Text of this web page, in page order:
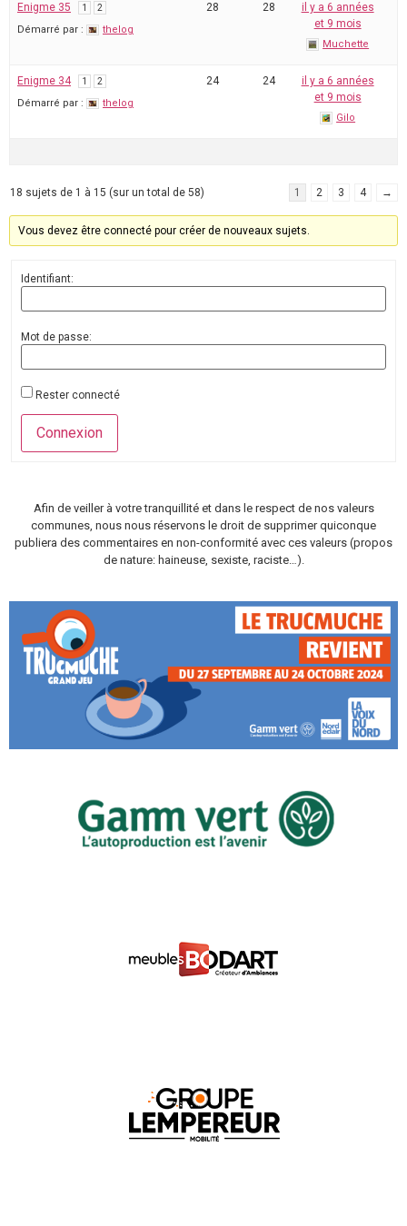
Enigme 35 1 2
Démarré par : thelog
28 28
il y a 6 années
et 9 mois
Muchette
Enigme 34 1 2
Démarré par : thelog
24 24
il y a 6 années
et 9 mois
Gilo
18 sujets de 1 à 15 (sur un total de 58) 1 2 3 4 →
Vous devez être connecté pour créer de nouveaux sujets.
Identifiant:
Mot de passe:
Rester connecté
Connexion
Afin de veiller à votre tranquillité et dans le respect de nos valeurs
communes, nous nous réservons le droit de supprimer quiconque
publiera des commentaires en non-conformité avec ces valeurs (propos
de nature: haineuse, sexiste, raciste…).